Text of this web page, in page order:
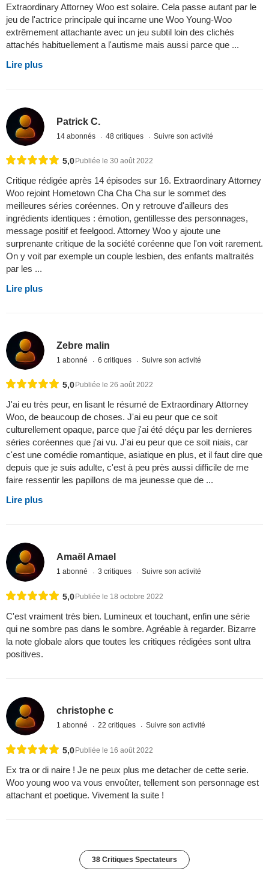
Extraordinary Attorney Woo est solaire. Cela passe autant par le
jeu de l'actrice principale qui incarne une Woo Young-Woo
extrêmement attachante avec un jeu subtil loin des clichés
attachés habituellement a l'autisme mais aussi parce que ...
Lire plus
Patrick C.
14 abonnés 48 critiques Suivre son activité
5,0 Publiée le 30 août 2022
Critique rédigée après 14 épisodes sur 16. Extraordinary Attorney
Woo rejoint Hometown Cha Cha Cha sur le sommet des
meilleures séries coréennes. On y retrouve d'ailleurs des
ingrédients identiques : émotion, gentillesse des personnages,
message positif et feelgood. Attorney Woo y ajoute une
surprenante critique de la société coréenne que l'on voit rarement.
On y voit par exemple un couple lesbien, des enfants maltraités
par les ...
Lire plus
Zebre malin
1 abonné 6 critiques Suivre son activité
5,0 Publiée le 26 août 2022
J'ai eu très peur, en lisant le résumé de Extraordinary Attorney
Woo, de beaucoup de choses. J'ai eu peur que ce soit
culturellement opaque, parce que j'ai été déçu par les dernieres
séries coréennes que j'ai vu. J'ai eu peur que ce soit niais, car
c'est une comédie romantique, asiatique en plus, et il faut dire que
depuis que je suis adulte, c'est à peu près aussi difficile de me
faire ressentir les papillons de ma jeunesse que de ...
Lire plus
Amaël Amael
1 abonné 3 critiques Suivre son activité
5,0Publiée le 18 octobre 2022
C'est vraiment très bien. Lumineux et touchant, enfin une série
qui ne sombre pas dans le sombre. Agréable à regarder. Bizarre
la note globale alors que toutes les critiques rédigées sont ultra
positives.
christophe c
1 abonné 22 critiques Suivre son activité
5,0Publiée le 16 août 2022
Ex tra or di naire ! Je ne peux plus me detacher de cette serie.
Woo young woo va vous envoûter, tellement son personnage est
attachant et poetique. Vivement la suite !
38 Critiques Spectateurs